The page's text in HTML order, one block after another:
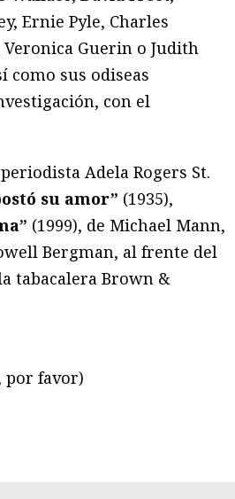
Ernie Pyle, Charles
Guerin o Judith
como sus odiseas
con el
Adela Rogers St.
su amor” (1935),
(1999), de Michael Mann,
Bergman, al frente del
tabacalera Brown &
por favor)